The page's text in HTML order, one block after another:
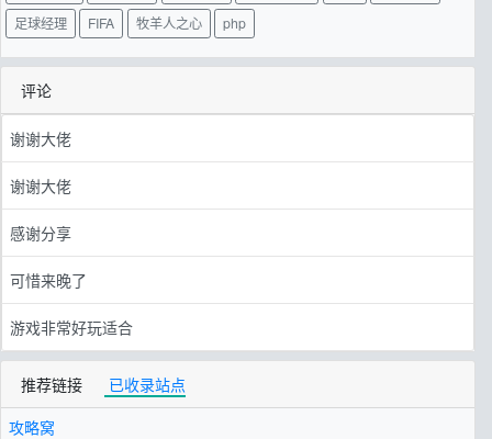
足球经理
FIFA 牧羊人之心 php
评论
谢谢大佬
谢谢大佬
感谢分享
可惜来晚了
游戏非常好玩适合
推荐链接
已收录站点
攻略窝